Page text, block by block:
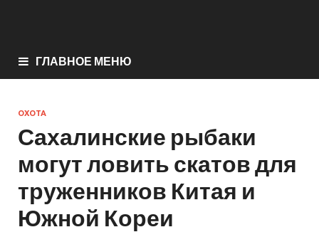
ГЛАВНОЕ МЕНЮ
ОХОТА
Сахалинские рыбаки
могут ловить скатов для
труженников Китая и
Южной Кореи